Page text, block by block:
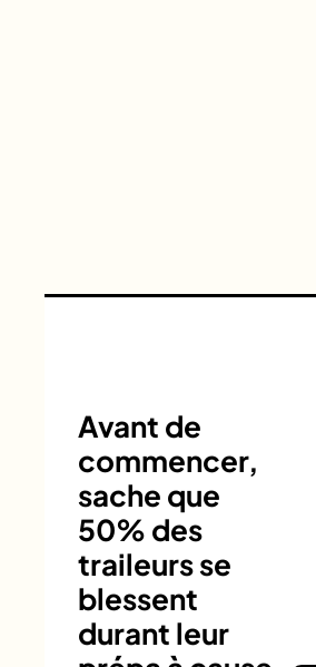
Avant de
commencer,
sache que
50% des
traileurs se
blessent
durant leur